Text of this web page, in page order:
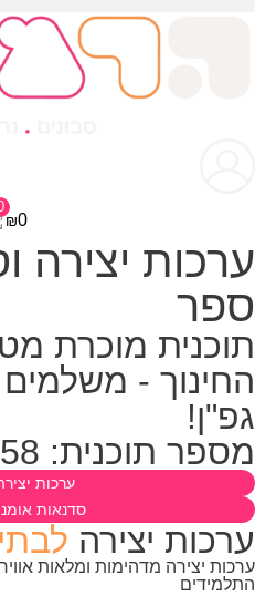
₪
0
יצירה
מוכרת
- משלמים
תוכנית: 24758
ערכות
סדנאות
יצירה
יצירה מדהימות ומלאות